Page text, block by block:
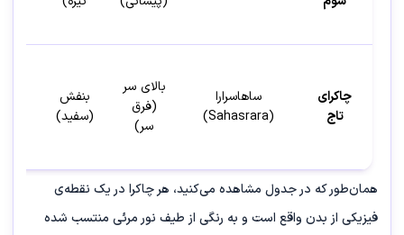
چاکرای
تاج
ساهاسرارا
(Sahasrara)
بالای سر
(فرق
سر)
بنفش
(سفید)
همان‌طور که در جدول مشاهده می‌کنید، هر چاکرا در یک نقطه‌ی
فیزیکی از بدن واقع است و به رنگی از طیف نور مرئی منتسب شده